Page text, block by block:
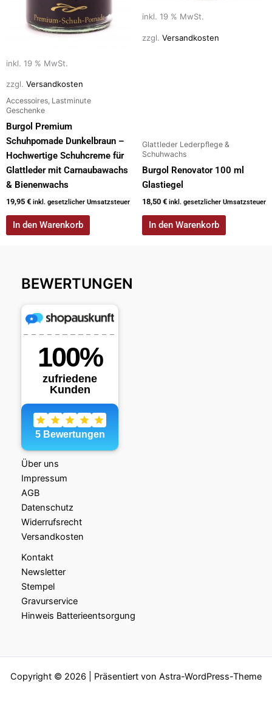
inkl. 19 % MwSt.
zzgl. Versandkosten
Accessoires, Lastminute
Geschenke
Burgol Premium
Schuhpomade Dunkelbraun –
Hochwertige Schuhcreme für
Glattleder mit Carnaubawachs
& Bienenwachs
19,95 € inkl. gesetzlicher Umsatzsteuer
In den Warenkorb
inkl. 19 % MwSt.
zzgl. Versandkosten
Glattleder Lederpflege &
Schuhwachs
Burgol Renovator 100 ml
Glastiegel
18,50 € inkl. gesetzlicher Umsatzsteuer
In den Warenkorb
BEWERTUNGEN
Über uns
Impressum
AGB
Datenschutz
Widerrufsrecht
Versandkosten
Kontakt
Newsletter
Stempel
Gravurservice
Hinweis Batterieentsorgung
Copyright © 2026 | Präsentiert von Astra-WordPress-Theme